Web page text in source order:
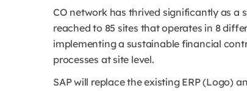
CO network has thrived significantly as a
reached to 85 sites that operates in 8
implementing a sustainable financial
processes at site level.
SAP will replace the existing ERP (Logo)